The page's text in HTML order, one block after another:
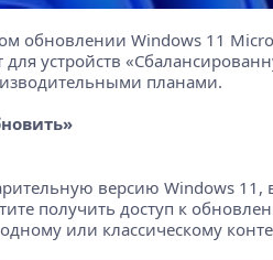
обновлении Windows 11
устройств
планами.
версию Windows 11,
получить доступ к
или классическому